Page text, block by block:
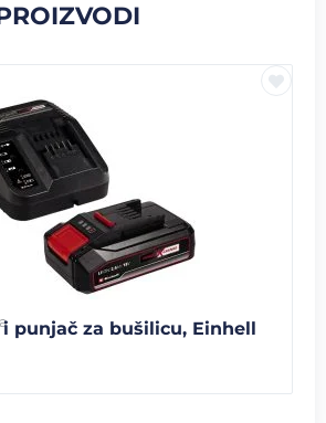
punjač za bušilicu, Einhell